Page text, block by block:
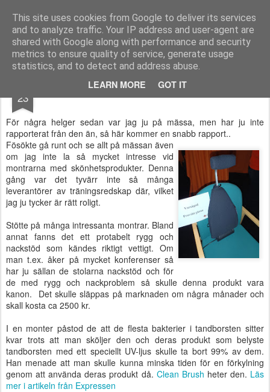
This site uses cookies from Google to deliver its services
and to analyze traffic. Your IP address and user-agent are
shared with Google along with performance and security
metrics to ensure quality of service, generate usage
statistics, and to detect and address abuse.
LEARN MORE GOT IT
Functional Fitness by Mattias - Träningsinspiration & träningsfilmer
Pages
23 Allt för hälsa mässan
För några helger sedan var jag ju på mässa, men har ju inte
rapporterat från den än, så här kommer en snabb rapport..
Fösökte gå runt och se allt på mässan även
om jag inte la så mycket intresse vid
montrarna med skönhetsprodukter. Denna
gång var det tyvärr inte så många
leverantörer av träningsredskap där, vilket
jag ju tycker är rätt roligt.
Stötte på många intressanta montrar. Bland
annat fanns det ett protabelt rygg och
nackstöd som kändes riktigt vettigt. Om
man t.ex. åker på mycket konferenser så
har ju sällan de stolarna nackstöd och för
de med rygg och nackproblem så skulle denna produkt vara
kanon. Det skulle släppas på marknaden om några månader och
skall kosta ca 2500 kr.
I en monter påstod de att de flesta bakterier i tandborsten sitter
kvar trots att man sköljer den och deras produkt som belyste
tandborsten med ett speciellt UV-ljus skulle ta bort 99% av dem.
Han menade att man skulle kunna minska tiden för en förkylning
genom att använda deras produkt då. Clean Brush heter den. Läs
mer i artikeln från Expressen